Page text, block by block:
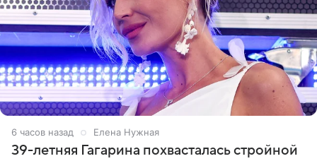
6 часов назад Елена Нужная
39-летняя Гагарина похвасталась стройной